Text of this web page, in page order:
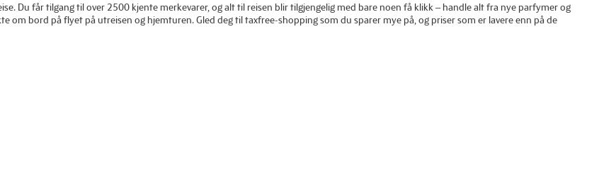
Du får tilgang til over 2500 kjente merkevarer, og alt til reisen blir tilgjengelig med bare noen få klikk – handle alt fra nye parfymer og
om bord på flyet på utreisen og hjemturen. Gled deg til taxfree-shopping som du sparer mye på, og priser som er lavere enn på de